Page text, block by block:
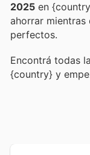
2025 en
ahorrar mientras
perfectos.
Encontrá todas
{country} y